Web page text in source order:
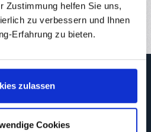
Zustimmung helfen Sie uns,
zu verbessern und Ihnen
Erfahrung zu bieten.
zulassen
Cookies
regelmäßig erscheinenden
neue Produkte und Angebote